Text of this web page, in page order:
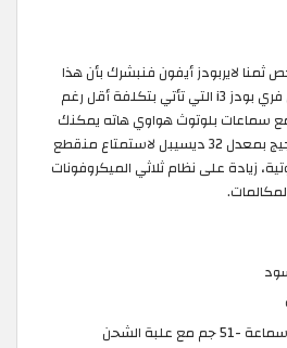
ثمنا لايربودز أيفون فنبشرك بأن هذا
ممكن مع سماعة هواوي فري بودز i3 التي تأتي بتكلفة أقل رغم
سماعات بلوتوث هواوي هاته يمكنك
الحصول على تخفيض للضجيج بمعدل 32 ديسيبل لاستمتاع منقطع
زيادة على نظام ثلاثي الميكروفونات